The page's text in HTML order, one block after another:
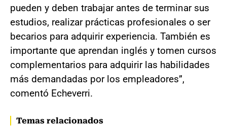
pueden y deben trabajar antes de terminar sus
estudios, realizar prácticas profesionales o ser
becarios para adquirir experiencia. También es
importante que aprendan inglés y tomen cursos
complementarios para adquirir las habilidades
más demandadas por los empleadores”,
comentó Echeverri.
Temas relacionados